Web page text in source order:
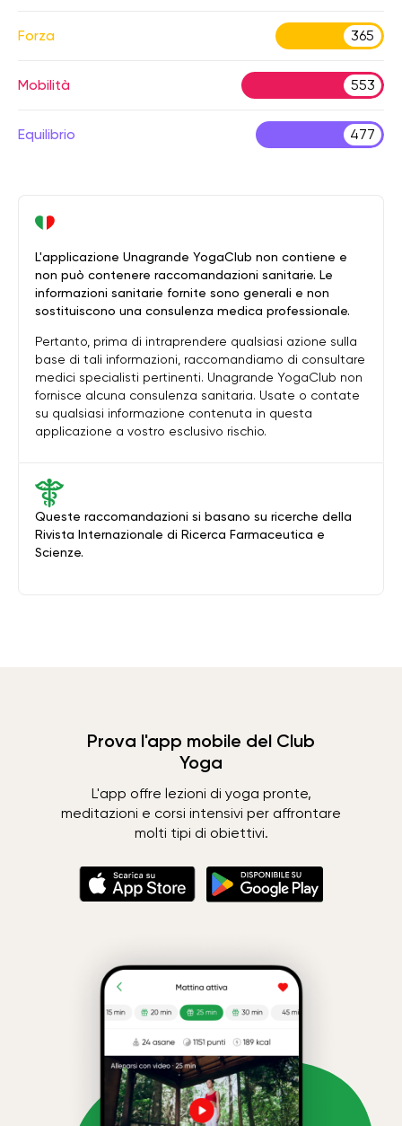
Forza 365
Mobilità 553
Equilibrio 477
Queste raccomandazioni si basano su ricerche della
Rivista Internazionale di Ricerca Farmaceutica e
Scienze.
L'applicazione Unagrande YogaClub non contiene e
non può contenere raccomandazioni sanitarie. Le
informazioni sanitarie fornite sono generali e non
sostituiscono una consulenza medica professionale.
Pertanto, prima di intraprendere qualsiasi azione sulla
base di tali informazioni, raccomandiamo di consultare
medici specialisti pertinenti. Unagrande YogaClub non
fornisce alcuna consulenza sanitaria. Usate o contate
su qualsiasi informazione contenuta in questa
applicazione a vostro esclusivo rischio.
Prova l'app mobile del Club
Yoga
L'app offre lezioni di yoga pronte,
meditazioni e corsi intensivi per affrontare
molti tipi di obiettivi.